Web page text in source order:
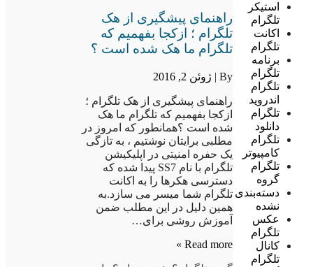
استیکر
تلگرام
اکانت
تلگرام
برنامه
تلگرام
تلگرام
اندروید
تلگرام
دانلود
تلگرام
کامپیوتر
تلگرام
گروه
دسته‌بندی
نشده
عکس
تلگرام
کانال
تلگرام
راهنمای پیشگیری از هک
تلگرام ؛ ازکجا بفهمیم که
تلگرام ما هک شده است ؟
By | ژوئن 2, 2016
راهنمای پیشگیری از هک تلگرام ؛
ازکجا بفهمیم که تلگرام ما هک
شده است ؟همانطور که امروز در
مطلبی برایتان نوشتیم ، به تازگی
یک حفره امنیتی در اپلیکیشن
تلگرام با نام SS7 پیدا شده که
دسترسی هکرها را به اکانت
تلگرام شما میسر می سازد.به
همین دلیل در این مطلب ضمن
آموزش روشی برای…
Read more »